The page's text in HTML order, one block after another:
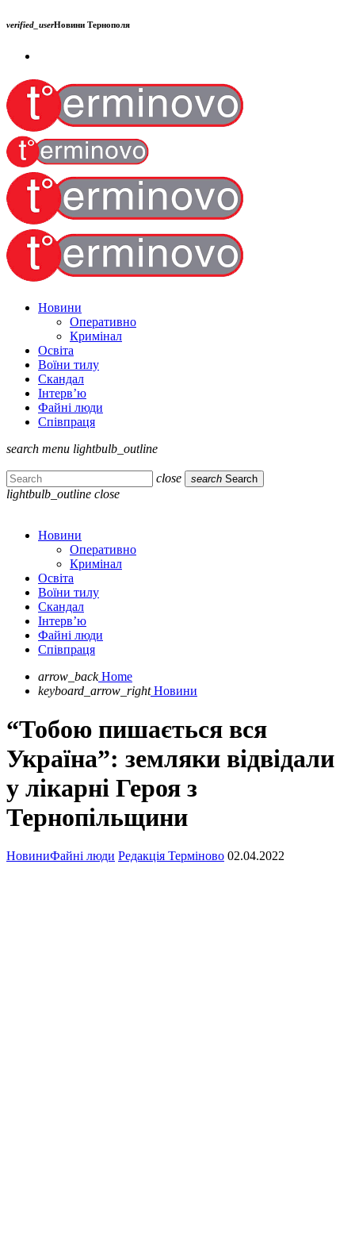
verified_userНовини Тернополя
Новини
Оперативно
Кримінал
Освіта
Воїни тилу
Скандал
Інтерв’ю
Файні люди
Співпраця
search menu lightbulb_outline
close search Search
lightbulb_outline close
Новини
Оперативно
Кримінал
Освіта
Воїни тилу
Скандал
Інтерв’ю
Файні люди
Співпраця
arrow_back Home
keyboard_arrow_right Новини
“Тобою пишається вся
Україна”: земляки відвідали
у лікарні Героя з
Тернопільщини
НовиниФайні люди Редакція Терміново 02.04.2022